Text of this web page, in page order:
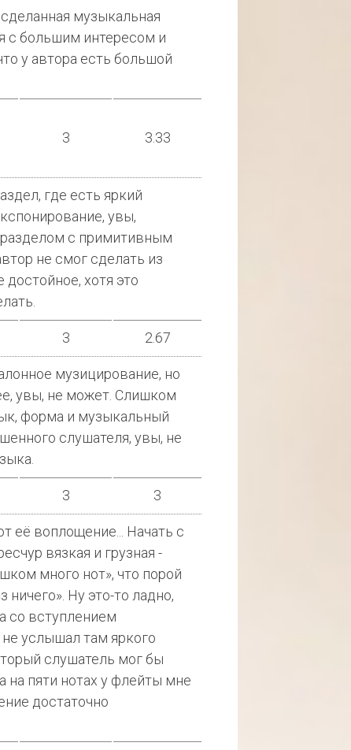
музыкальная
с большим интересом и
у автора есть большой
3 3.33
где есть яркий
увы,
с примитивным
не смог сделать из
хотя это
3 2.67
музицирование, но
увы, не может. Слишком
форма и музыкальный
слушателя, увы, не
3 3
её воплощение... Начать с
вязкая и грузная -
много нот», что порой
Ну это-то ладно,
со вступлением
услышал там яркого
слушатель мог бы
на пяти нотах у флейты мне
достаточно